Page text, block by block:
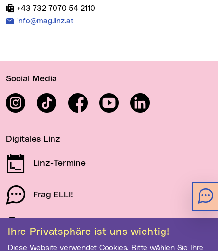
Ihre Privatsphäre ist uns wichtig!
Diese Website verwendet Cookies. Bitte wählen Sie Ihre
Fax:
+43 732 7070 54 2110
E-Mail Adresse:
info@mag.linz.at
Social Media
InstagramTikTok FacebookYouTube LinkedIn
Digitales Linz
Linz-Termine
Frag ELLI!
Schau auf Linz